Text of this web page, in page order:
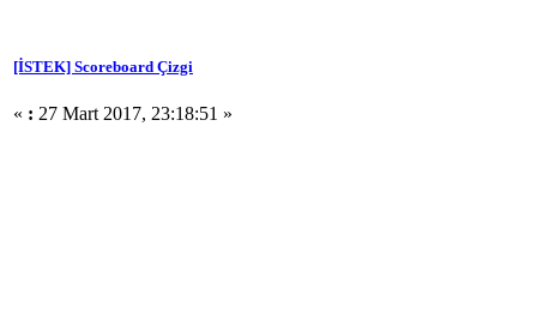
[İSTEK] Scoreboard Çizgi
« : 27 Mart 2017, 23:18:51 »